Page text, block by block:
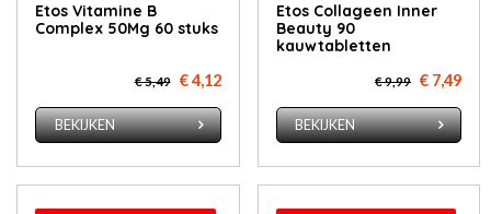
Etos Vitamine B
Complex 50Mg 60 stuks
€ 5,49 € 4,12
BEKIJKEN
Etos Collageen Inner
Beauty 90
kauwtabletten
€ 9,99 € 7,49
BEKIJKEN